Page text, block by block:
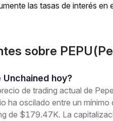
las tasas de interés en
sobre
Unchained hoy?
de trading actual de
ha oscilado entre un
de $179.47K. La